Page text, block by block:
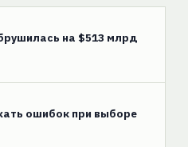
на $513 млрд
ошибок при выборе